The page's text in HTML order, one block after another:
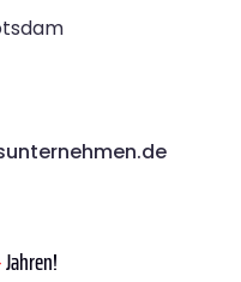
Jahren!